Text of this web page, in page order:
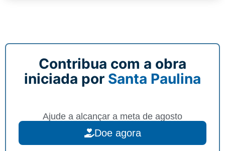
Contribua com a obra
iniciada por Santa Paulina
Ajude a alcançar a meta de agosto
Doe agora